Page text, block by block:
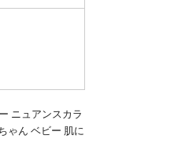
ニュアンスカラ
ゃん ベビー 肌に